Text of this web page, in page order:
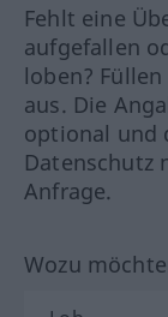
Fehlt eine
aufgefallen
loben?
aus. Die
optional und
Datenschutz
Anfrage.
Wozu